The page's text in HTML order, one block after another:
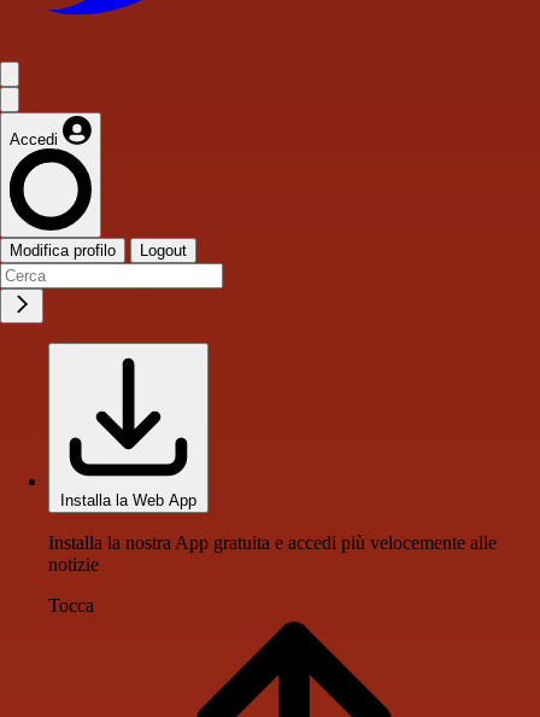
Accedi
Modifica profilo Logout
Installa la Web App
Installa la nostra App gratuita e accedi più velocemente alle
notizie
Tocca